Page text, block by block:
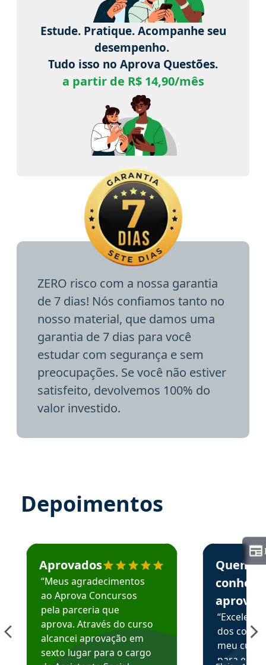
Estude. Pratique. Acompanhe seu
desempenho.
Tudo isso no Aprova Questões.
a partir de R$ 14,90/mês
ZERO risco com a nossa garantia
de 7 dias! Nós confiamos tanto no
nosso material, que damos uma
garantia de 7 dias para você
estudar com segurança e sem
preocupações. Se você não estiver
satisfeito, devolvemos 100% do
valor investido.
Depoimentos
Estudante José recomenda o Aprova Concursos em
Aprovados
“Meus agradecimentos
ao Aprova Concursos
pela parceria que
aprova. Através do curso
alcancei aprovação em
sexto lugar para o cargo
Estudante
Quem
aprova
dos
meu
para